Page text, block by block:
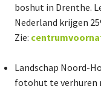
boshut in Drenthe.
Nederland krijgen
Zie:
Landschap Noord-
fotohut te verhuren